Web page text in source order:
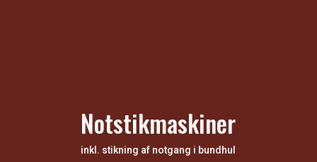
Notstikmaskiner
inkl. stikning af notgang i bundhul